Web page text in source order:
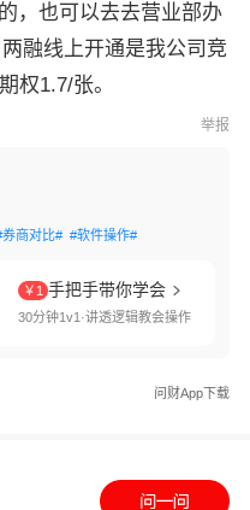
，也可以去去营业部办
融线上开通是我公司竞
权1.7/张。
举报
券商对比# #软件操作#
￥1 手把手带你学会
30分钟1v1·讲透逻辑教会操作
问财App下载